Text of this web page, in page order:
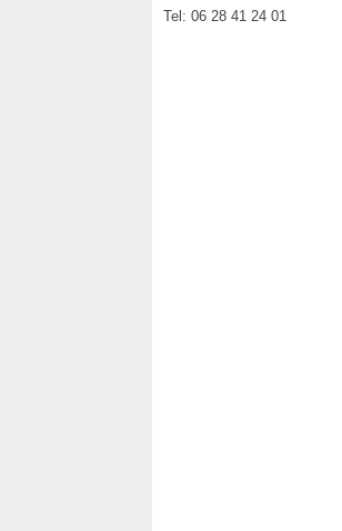
Tel: 06 28 41 24 01